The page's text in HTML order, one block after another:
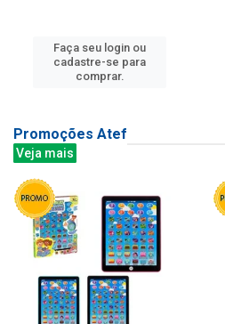
Faça seu login ou
cadastre-se para
comprar.
Promoções Atef
Veja mais